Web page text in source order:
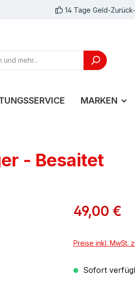
14 Tage Geld-
MARKEN
- Besaitet
49,00 €
Preise inkl. MwSt.
Sofort